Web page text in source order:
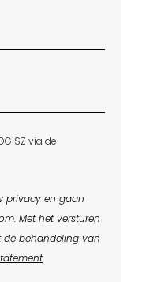
via de
privacy en gaan
Met het versturen
de behandeling van